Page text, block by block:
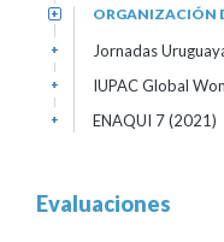
ORGANIZACIÓN
+
Jornadas
+
IUPAC Global
+
ENAQUI 7 (2021)
+
Evaluaciones